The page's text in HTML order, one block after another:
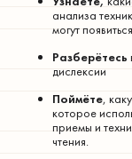
анализа
могут
Разберётесь
дислексии
Поймёте,
которое
приемы и
чтения.